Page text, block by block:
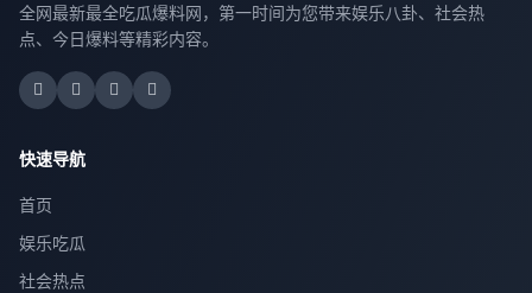
全网最新最全吃瓜爆料网，第一时间为您带来娱乐八卦、社会热
点、今日爆料等精彩内容。
快速导航
首页
娱乐吃瓜
社会热点